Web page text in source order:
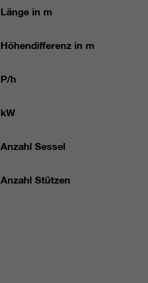
Länge in m
Höhendifferenz in m
P/h
kW
Anzahl Sessel
Anzahl Stützen